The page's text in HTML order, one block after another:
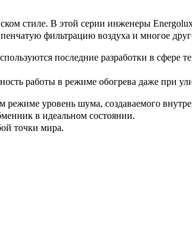
стиле. В этой серии инженеры
фильтрацию воздуха и многое
последние разработки в сфере
работы в режиме обогрева даже при
режиме уровень шума, создаваемого
в идеальном состоянии.
точки мира.